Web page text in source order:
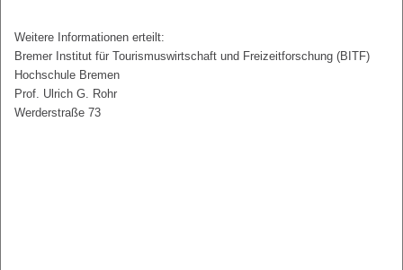
Weitere Informationen erteilt:
Bremer Institut für Tourismuswirtschaft und Freizeitforschung (BITF)
Hochschule Bremen
Prof. Ulrich G. Rohr
Werderstraße 73